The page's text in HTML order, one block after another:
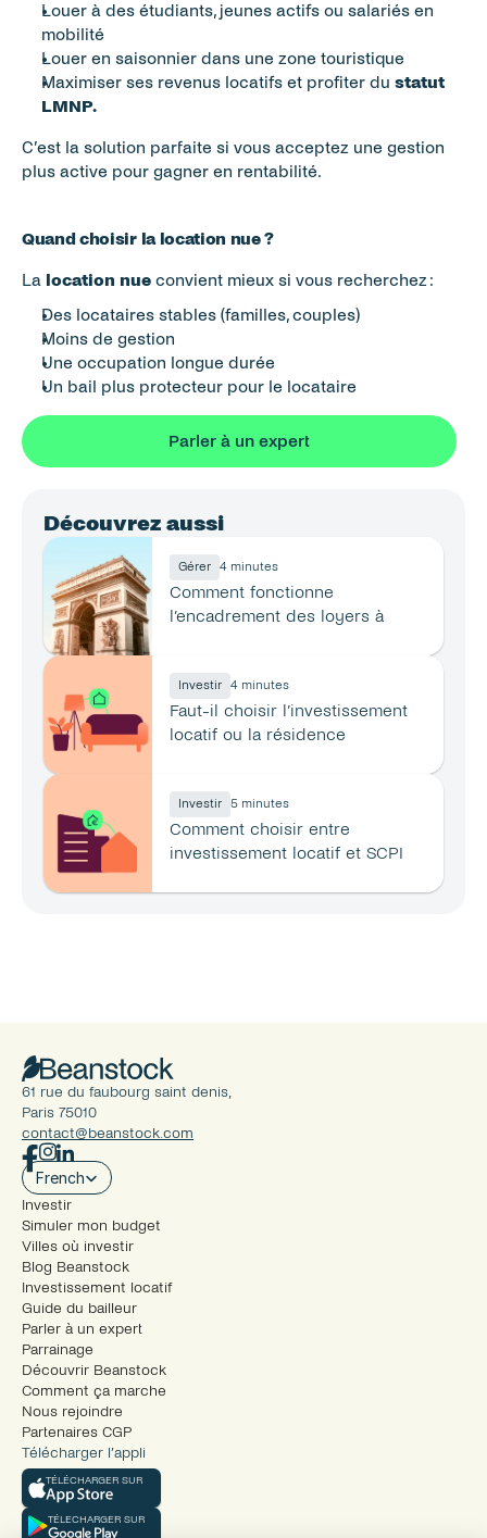
Louer à des étudiants, jeunes actifs ou salariés en
mobilité
Louer en saisonnier dans une zone touristique
Maximiser ses revenus locatifs et profiter du statut
LMNP.
C’est la solution parfaite si vous acceptez une gestion
plus active pour gagner en rentabilité.
Quand choisir la location nue ?
La location nue convient mieux si vous recherchez :
Des locataires stables (familles, couples)
Moins de gestion
Une occupation longue durée
Un bail plus protecteur pour le locataire
Parler à un expert
Découvrez aussi
Gérer 4 minutes
Comment fonctionne
l’encadrement des loyers à
Investir 4 minutes
Faut-il choisir l’investissement
locatif ou la résidence
Investir 5 minutes
Comment choisir entre
investissement locatif et SCPI
61 rue du faubourg saint denis,
Paris 75010
contact@beanstock.com
Select Language
French
Investir
Simuler mon budget
Villes où investir
Blog Beanstock
Investissement locatif
Guide du bailleur
Parler à un expert
Parrainage
Découvrir Beanstock
Comment ça marche
Nous rejoindre
Partenaires CGP
Télécharger l’appli
TÉLÉCHARGER SUR
TÉLECHARGER SUR